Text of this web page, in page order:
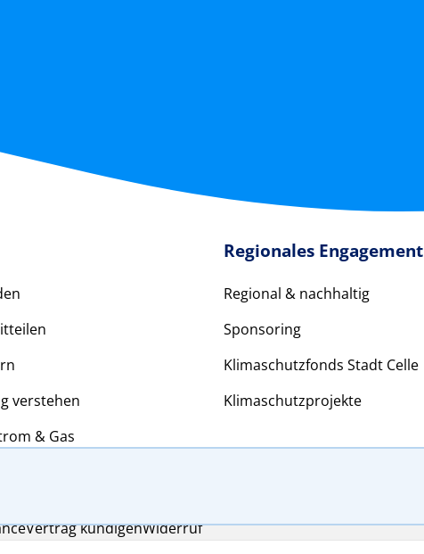
verstehen
& Gas
Regionales Engagement
Regional & nachhaltig
Sponsoring
Klimaschutzfonds Stadt Celle
Klimaschutzprojekte
Vertrag kündigenWiderruf